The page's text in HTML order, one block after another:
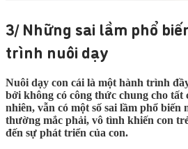
3/ Những sai lầm phổ
trình nuôi dạy
Nuôi dạy con cái là một hành trình
bởi không có công thức chung cho tất
nhiên, vẫn có một số sai lầm phổ biến
thường mắc phải, vô tình khiến con
đến sự phát triển của con.